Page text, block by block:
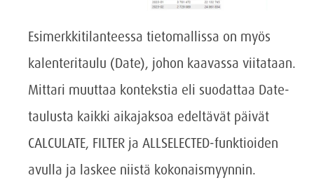
Esimerkkitilanteessa tietomallissa on myös
kalenteritaulu (Date), johon kaavassa viitataan.
Mittari muuttaa kontekstia eli suodattaa Date-
taulusta kaikki aikajaksoa edeltävät päivät
CALCULATE, FILTER ja ALLSELECTED-funktioiden
avulla ja laskee niistä kokonaismyynnin.